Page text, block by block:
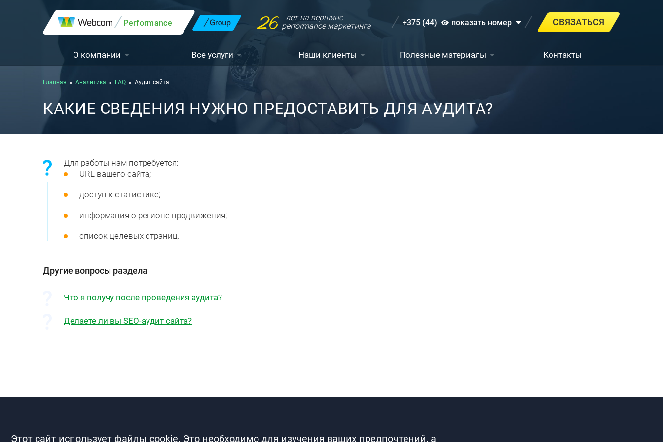
Performance 26
лет на вершине
performance маркетинга
+375 (44) показать номер СВЯЗАТЬСЯ
О компании Все услуги Наши клиенты Полезные материалы Контакты
Главная Аналитика FAQ Аудит сайта
КАКИЕ СВЕДЕНИЯ НУЖНО ПРЕДОСТАВИТЬ ДЛЯ АУДИТА?
Для работы нам потребуется:
URL вашего сайта;
доступ к статистике;
информация о регионе продвижения;
список целевых страниц.
Другие вопросы раздела
Что я получу после проведения аудита?
Делаете ли вы SEO-аудит сайта?
Этот сайт использует файлы cookie. Это необходимо для изучения ваших предпочтений, а